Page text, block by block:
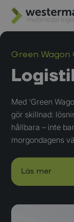
Green Wagon
Med ‘Green
gör skillnad:
hållbara – inte
morgondagens
Ga naar